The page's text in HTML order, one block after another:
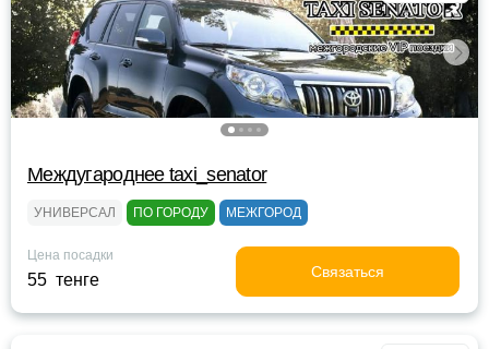
Междугароднее taxi_senator
УНИВЕРСАЛ ПО ГОРОДУ МЕЖГОРОД
Цена посадки
55 тенге Связаться